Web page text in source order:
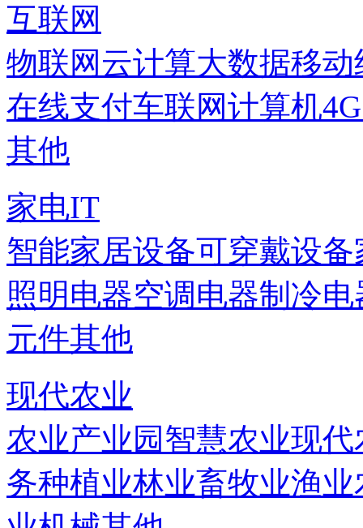
互联网
物联网 云计算大数据移动
在线支付车联网计算机
其他
家电IT
智能家居设备可穿戴设备
照明电器空调电器制冷电
元件其他
现代农业
农业产业园智慧农业现代
务种植业林业畜牧业渔业